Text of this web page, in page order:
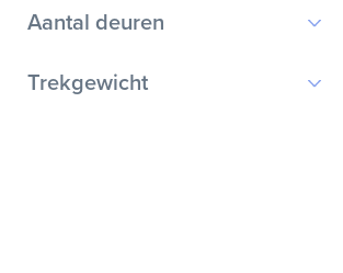
Elektrisch
Hybride benzine
Bestelauto
Chassis cabine
Aantal deuren
Trekgewicht